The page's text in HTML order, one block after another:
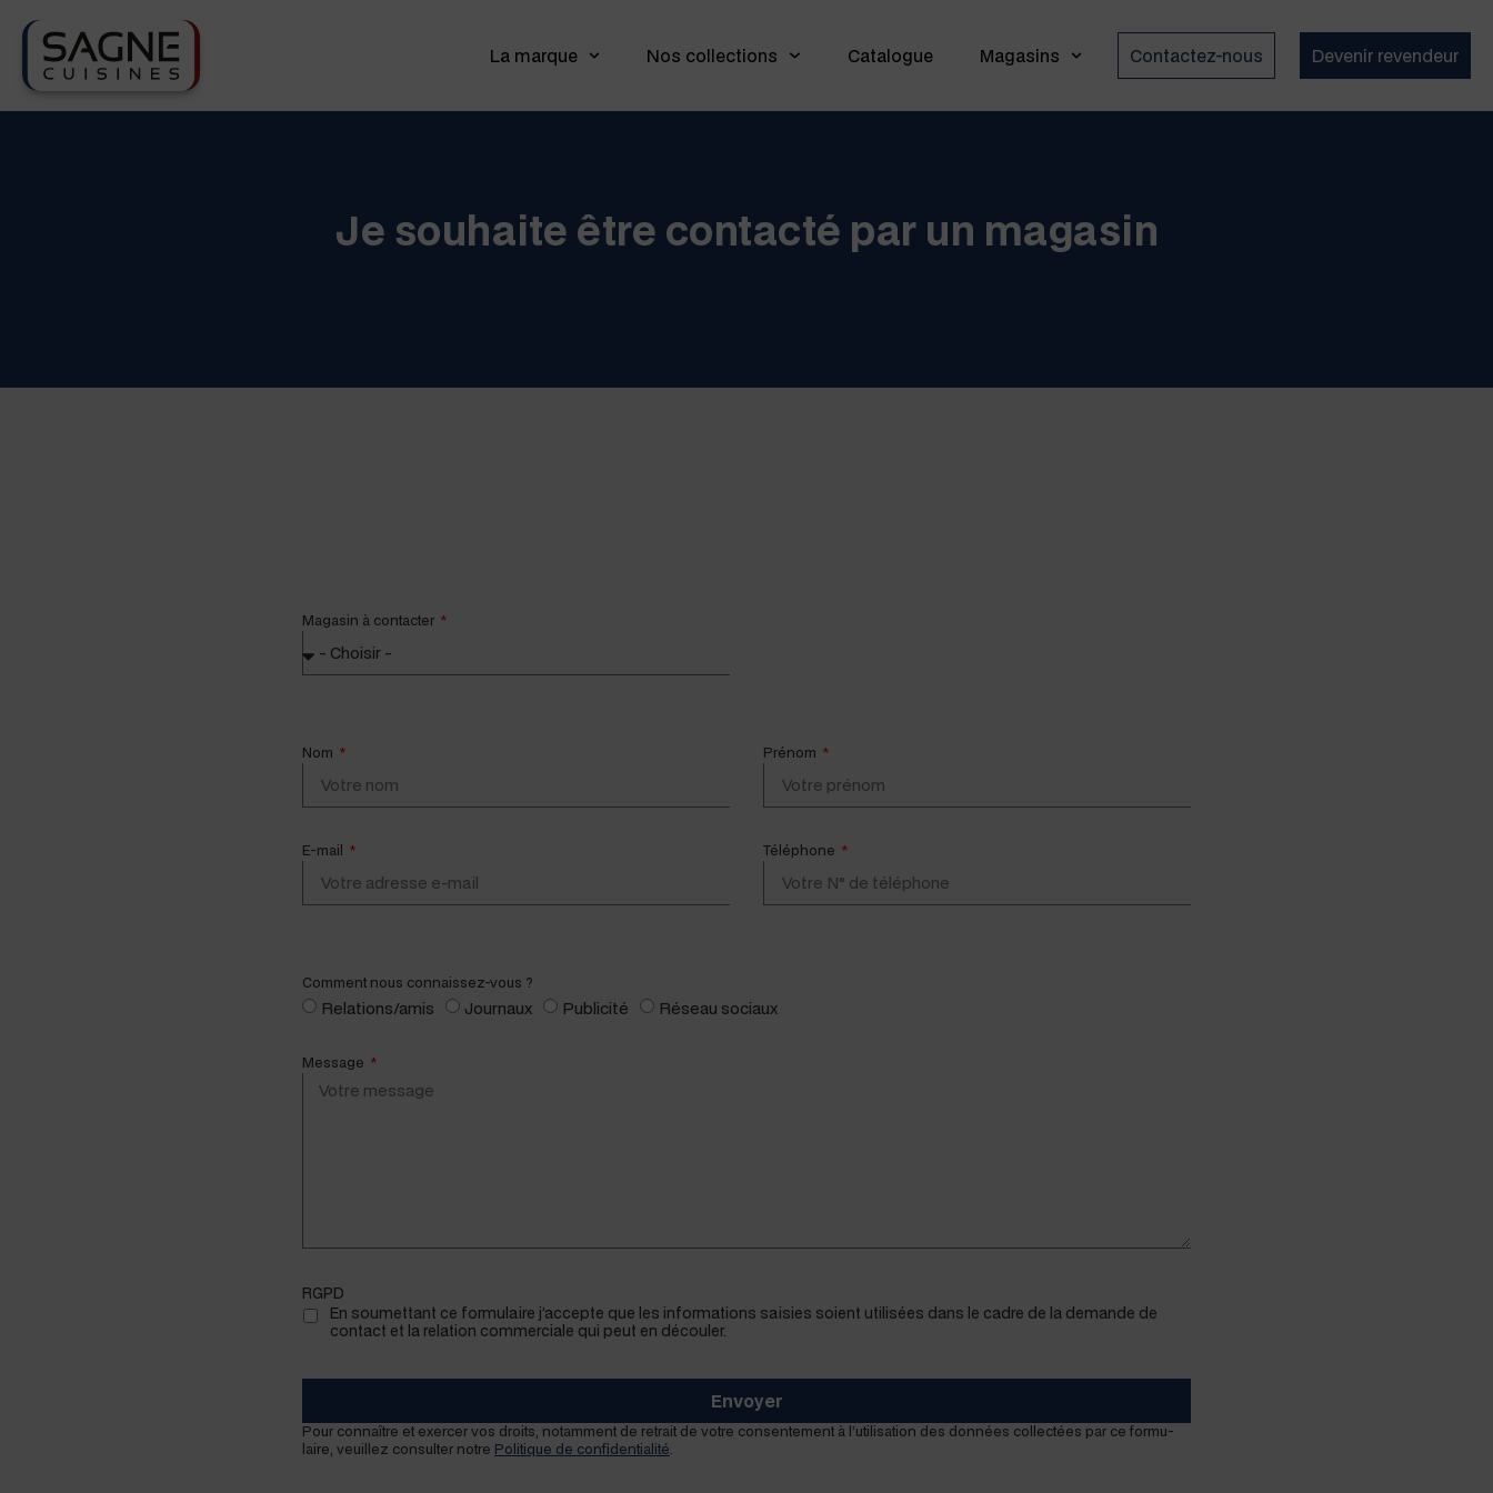
La marque Nos collections Catalogue Magasins Contactez-nous Devenir revendeur
Je souhaite être contacté par un magasin
Mag­a­sin à contacter
Nom Prénom
E-mail Téléphone
Com­ment nous connaissez-vous ?
Relations/amis Jour­naux Pub­lic­ité Réseau soci­aux
Message
RGPD
En soumet­tant ce for­mu­laire j’accepte que les infor­ma­tions saisies soient util­isées dans le cadre de la demande de
con­tact et la rela­tion com­mer­ciale qui peut en découler.
Envoyer
Pour con­naître et exercer vos droits, notam­ment de retrait de votre con­sen­te­ment à l’utilisation des don­nées col­lec­tées par ce for­mu­
laire, veuillez con­sul­ter notre Poli­tique de con­fi­den­tial­ité.